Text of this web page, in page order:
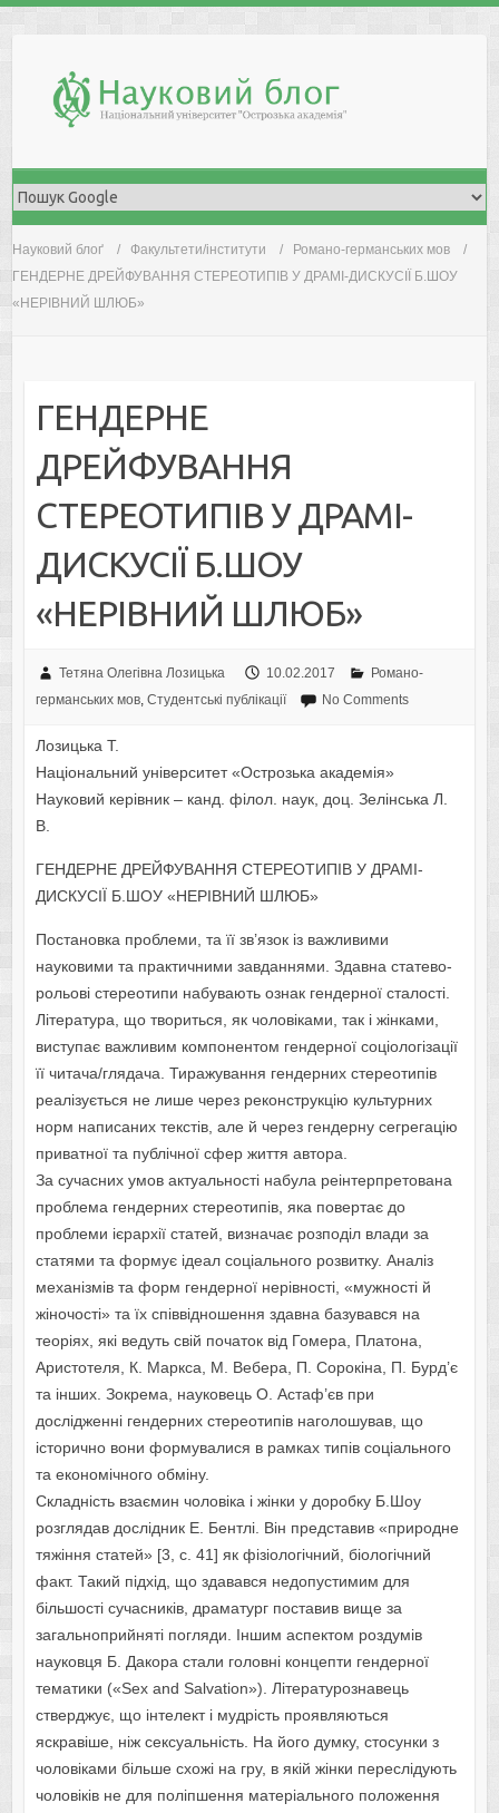
Науковий блоґ Факультети/інститути
Романо-германських мов
ГЕНДЕРНЕ ДРЕЙФУВАННЯ СТЕРЕОТИПІВ У ДРАМІ-ДИСКУСІЇ Б.ШОУ
«НЕРІВНИЙ ШЛЮБ»
ГЕНДЕРНЕ
ДРЕЙФУВАННЯ
СТЕРЕОТИПІВ У ДРАМІ-
ДИСКУСІЇ Б.ШОУ
«НЕРІВНИЙ ШЛЮБ»
Тетяна Олегівна Лозицька 10.02.2017
Романо-
германських мов, Студентські публікації No Comments
Лозицька Т.
Національний університет «Острозька академія»
Науковий керівник – канд. філол. наук, доц. Зелінська Л.
В.
ГЕНДЕРНЕ ДРЕЙФУВАННЯ СТЕРЕОТИПІВ У ДРАМІ-
ДИСКУСІЇ Б.ШОУ «НЕРІВНИЙ ШЛЮБ»
Постановка проблеми, та її зв’язок із важливими
науковими та практичними завданнями. Здавна статево-
рольові стереотипи набувають ознак гендерної сталості.
Література, що твориться, як чоловіками, так і жінками,
виступає важливим компонентом гендерної соціологізації
її читача/глядача. Тиражування гендерних стереотипів
реалізується не лише через реконструкцію культурних
норм написаних текстів, але й через гендерну сегрегацію
приватної та публічної сфер життя автора.
За сучасних умов актуальності набула реінтерпретована
проблема гендерних стереотипів, яка повертає до
проблеми ієрархії статей, визначає розподіл влади за
статями та формує ідеал соціального розвитку. Аналіз
механізмів та форм гендерної нерівності, «мужності й
жіночості» та їх співвідношення здавна базувався на
теоріях, які ведуть свій початок від Гомера, Платона,
Аристотеля, К. Маркса, М. Вебера, П. Сорокіна, П. Бурд’є
та інших. Зокрема, науковець О. Астаф’єв при
дослідженні гендерних стереотипів наголошував, що
історично вони формувалися в рамках типів соціального
та економічного обміну.
Складність взаємин чоловіка і жінки у доробку Б.Шоу
розглядав дослідник Е. Бентлі. Він представив «природне
тяжіння статей» [3, с. 41] як фізіологічний, біологічний
факт. Такий підхід, що здавався недопустимим для
більшості сучасників, драматург поставив вище за
загальноприйняті погляди. Іншим аспектом роздумів
науковця Б. Дакора стали головні концепти гендерної
тематики («Sex and Salvation»). Літературознавець
стверджує, що інтелект і мудрість проявляються
яскравіше, ніж сексуальність. На його думку, стосунки з
чоловіками більше схожі на гру, в якій жінки переслідують
чоловіків не для поліпшення матеріального положення